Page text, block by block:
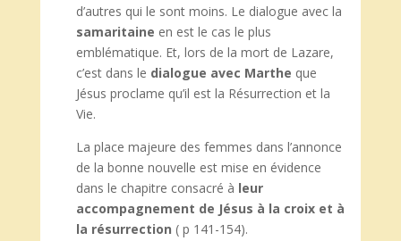
d’autres qui le sont moins. Le dialogue avec la
samaritaine en est le cas le plus
emblématique. Et, lors de la mort de Lazare,
c’est dans le dialogue avec Marthe que
Jésus proclame qu’il est la Résurrection et la
Vie.
La place majeure des femmes dans l’annonce
de la bonne nouvelle est mise en évidence
dans le chapitre consacré à leur
accompagnement de Jésus à la croix et à
la résurrection ( p 141-154).